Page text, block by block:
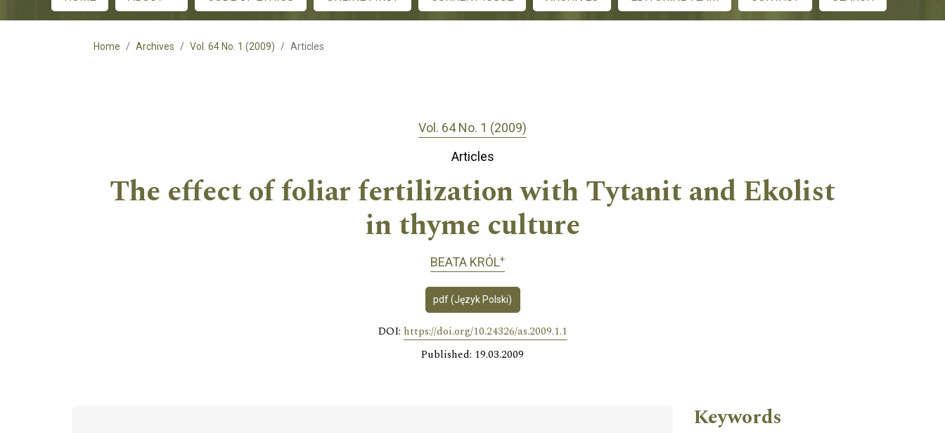
Main menu
Home Archives Vol. 64 No. 1 (2009) Articles
Vol. 64 No. 1 (2009)
Articles
The effect of foliar fertilization with Tytanit and Ekolist
in thyme culture
BEATA KRÓL+
pdf (Język Polski)
DOI: https://doi.org/10.24326/as.2009.1.1
Published: 19.03.2009
Keywords